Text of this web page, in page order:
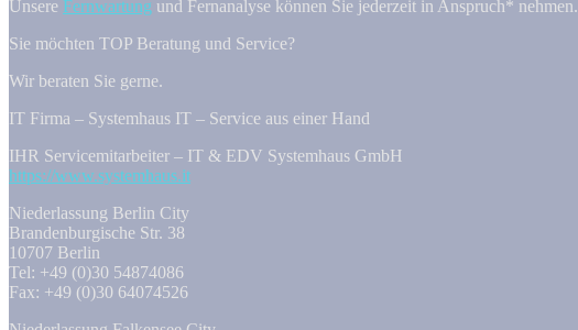
Unsere Fernwartung und Fernanalyse können Sie jederzeit in Anspruch* nehmen.
Sie möchten TOP Beratung und Service?
Wir beraten Sie gerne.
IT Firma – Systemhaus IT – Service aus einer Hand
IHR Servicemitarbeiter – IT & EDV Systemhaus GmbH
https://www.systemhaus.it
Niederlassung Berlin City
Brandenburgische Str. 38
10707 Berlin
Tel: +49 (0)30 54874086
Fax: +49 (0)30 64074526